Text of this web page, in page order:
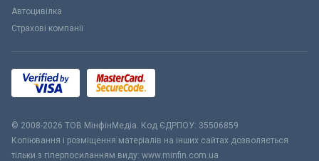
Автоцивілка
Страхові компанії
© 2008-2026 ТОВ МiнфiнМедiа. Код ЄДРПОУ: 35506859
Копіювання і розміщення матеріалів на інших сайтах дозволяється
тільки з гіперпосиланням виду: www.minfin.com.ua